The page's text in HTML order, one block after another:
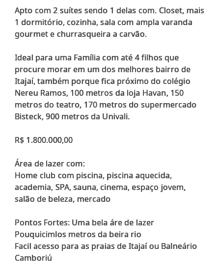
Apto com 2 suítes sendo 1 delas com. Closet, mais
1 dormitório, cozinha, sala com ampla varanda
gourmet e churrasqueira a carvão.
Ideal para uma Família com até 4 filhos que
procure morar em um dos melhores bairro de
Itajaí, também porque fica próximo do colégio
Nereu Ramos, 100 metros da loja Havan, 150
metros do teatro, 170 metros do supermercado
Bisteck, 900 metros da Univali.
R$ 1.800.000,00
Área de lazer com:
Home club com piscina, piscina aquecida,
academia, SPA, sauna, cinema, espaço jovem,
salão de beleza, mercado
Pontos Fortes: Uma bela áre de lazer
Pouquicimlos metros da beira rio
Facil acesso para as praias de Itajaí ou Balneário